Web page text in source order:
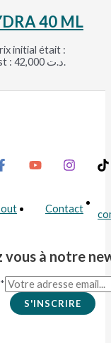
40 ML
initial était :
Le prix actuel est : د.ت 42,000.
Contact
vous à notre
*
S'INSCRIRE